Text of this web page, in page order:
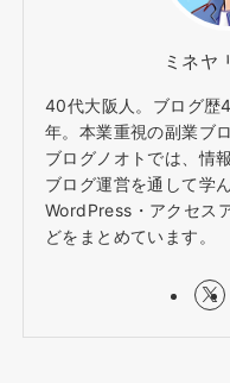
ミネヤ
40代大阪人。ブログ歴
年。本業重視の副業ブロ
ブログノオトでは、情
ブログ運営を通して学
WordPress・アクセス
どをまとめています。